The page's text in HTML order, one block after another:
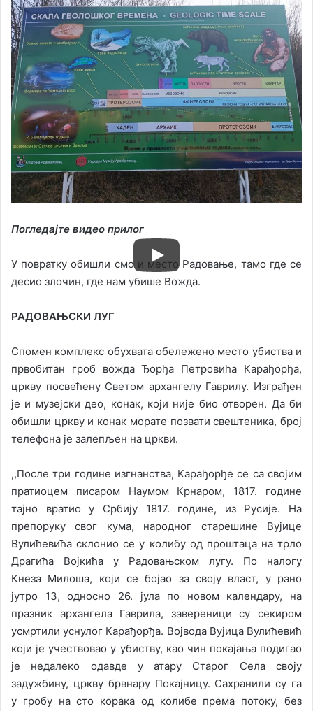
Погледајте видео прилог
У повратку обишли смо и место Радовање, тамо где се
десио злочин, где нам убише Вожда.
РАДОВАЊСКИ ЛУГ
Спомен комплекс обухвата обележено место убиства и
првобитан гроб вожда Ђорђа Петровића Карађорђа,
цркву посвећену Светом архангелу Гаврилу. Изграђен
је и музејски део, конак, који није био отворен. Да би
обишли цркву и конак морате позвати свештеника, број
телефона је залепљен на цркви.
,,После три године изгнанства, Карађорђе се са својим
пратиоцем писаром Наумом Крнаром, 1817. године
тајно вратио у Србију 1817. године, из Русије. На
препоруку свог кума, народног старешине Вујице
Вулићевића склонио се у колибу од проштаца на трло
Драгића Војкића у Радовањском лугу. По налогу
Кнеза Милоша, који се бојао за своју власт, у рано
јутро 13, односно 26. јула по новом календару, на
празник архангела Гаврила, завереници су секиром
усмртили уснулог Карађорђа. Војвода Вујица Вулићевић
који је учествовао у убиству, као чин покајања подигао
је недалеко одавде у атару Старог Села своју
задужбину, цркву брвнару Покајницу. Сахранили су га
у гробу на сто корака од колибе према потоку, без